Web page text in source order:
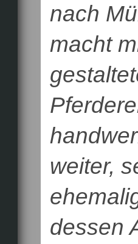
nach
macht
weiter,
dessen